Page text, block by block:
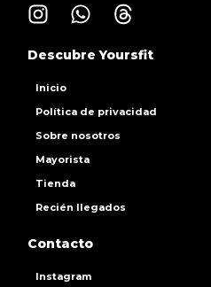
Inicio
Política de privacidad
Sobre nosotros
Mayorista
Tienda
Recién llegados
Descubre Yoursfit
Instagram
Contacto